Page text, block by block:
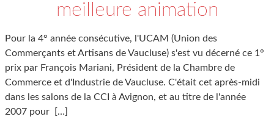
meilleure animation
Pour la 4° année consécutive, l'UCAM (Union des
Commerçants et Artisans de Vaucluse) s'est vu décerné ce 1°
prix par François Mariani, Président de la Chambre de
Commerce et d'Industrie de Vaucluse. C'était cet après-midi
dans les salons de la CCI à Avignon, et au titre de l'année
2007 pour
[…]